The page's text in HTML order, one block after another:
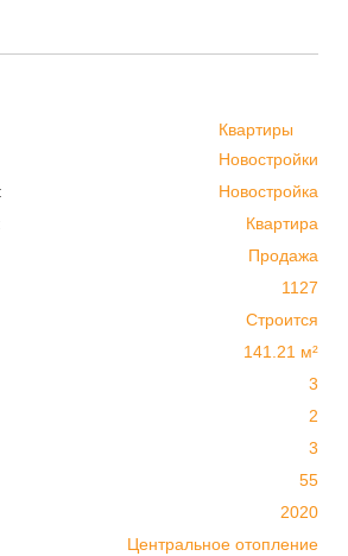
Квартиры
Новостройки
Новостройка
Квартира
Продажа
1127
Строится
141.21 м²
3
2
3
55
2020
Центральное отопление